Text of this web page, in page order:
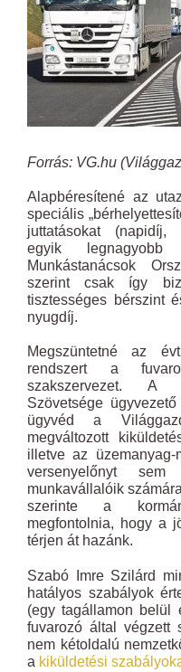
Forrás: VG.hu
Alapbéresítené az
speciális
juttatásokat (napidíj,
egyik
Munkástanácsok
szerint csak így
tisztességes bérszint
nyugdíj.
Megszüntetné az
rendszert a
szakszervezet. A
Szövetsége
ügyvéd a
megváltozott
illetve az
versenyelőnyt
munkavállalóik
szerinte a
megfontolnia, hogy a
térjen át hazánk.
Szabó Imre Szilárd
hatályos szabályok
(egy tagállamon belül
fuvarozó által végzett
nem kétoldalú
a kiküldetési